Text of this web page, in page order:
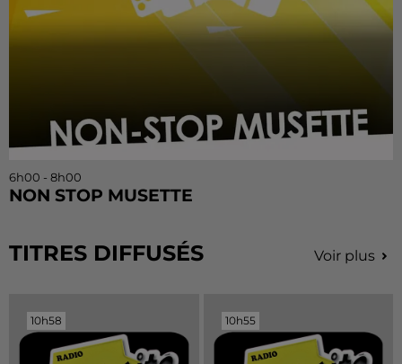
6h00 - 8h00
NON STOP MUSETTE
TITRES DIFFUSÉS Voir plus
10h58
10h58 10h55
10h55